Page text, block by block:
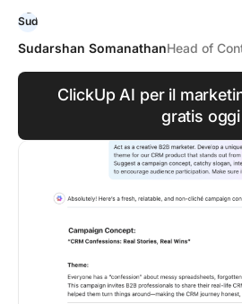
Sudarshan SomanathanHead of
ClickUp AI per il
gratis oggi